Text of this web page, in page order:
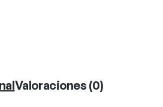
Valoraciones (0)